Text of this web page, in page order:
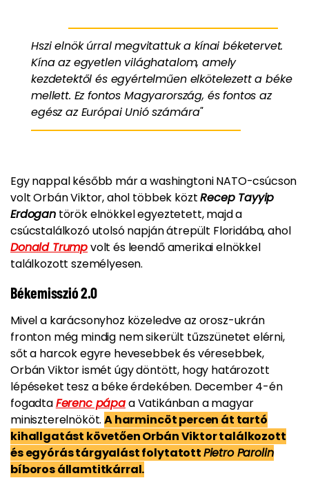
Hszi elnök úrral megvitattuk a kínai béketervet.
Kína az egyetlen világhatalom, amely
kezdetektől és egyértelműen elkötelezett a béke
mellett. Ez fontos Magyarország, és fontos az
egész az Európai Unió számára"
Egy nappal később már a washingtoni NATO-csúcson
volt Orbán Viktor, ahol többek köztRecep Tayyip
Erdogantörök elnökkel egyeztetett, majd a
csúcstalálkozó utolsó napján átrepült Floridába, ahol
Donald Trumpvolt és leendő amerikai elnökkel
találkozott személyesen.
Békemisszió 2.0
Mivel a karácsonyhoz közeledve az orosz-ukrán
fronton még mindig nem sikerült tűzszünetet elérni,
sőt a harcok egyre hevesebbek és véresebbek,
Orbán Viktor ismét úgy döntött, hogy határozott
lépéseket tesz a béke érdekében. December 4-én
fogadtaFerenc pápaa Vatikánban a magyar
miniszterelnököt.A harmincöt percen át tartó
kihallgatást követően Orbán Viktor találkozott
és egyórás tárgyalást folytatottPietro Parolin
bíboros államtitkárral.